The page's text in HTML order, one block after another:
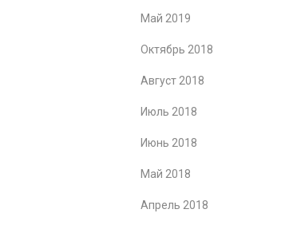
Май 2019
Октябрь 2018
Август 2018
Июль 2018
Июнь 2018
Май 2018
Апрель 2018